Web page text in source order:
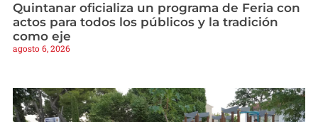
Quintanar oficializa un programa de Feria con
actos para todos los públicos y la tradición
como eje
agosto 6, 2026